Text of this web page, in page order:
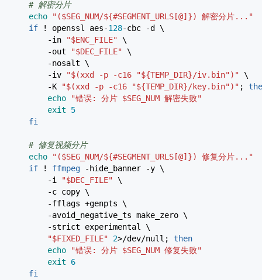
# 解密分片
echo
"($SEG_NUM/${#SEGMENT_URLS[@]}) 解密分片..."
if
! openssl aes-128-cbc -d
\
-in
"$ENC_FILE" \
-out
"$DEC_FILE" \
-nosalt \
-iv
"$(xxd -p -c16 "${TEMP_DIR}/iv.bin") " \
-K
"$(xxd -p -c16 "${TEMP_DIR}/key.bin") " ;
echo
"错误: 分片 $SEG_NUM 解密失败"
exit
5
fi
# 修复视频分片
echo
"($SEG_NUM/${#SEGMENT_URLS[@]}) 修复分片..."
if
! ffmpeg -hide_banner -y \
-i
"$DEC_FILE" \
-c copy \
-fflags +genpts \
-avoid_negative_ts make_zero \
-strict experimental \
"$FIXED_FILE" 2>/dev/null; then
echo
"错误: 分片 $SEG_NUM 修复失败"
exit
6
fi